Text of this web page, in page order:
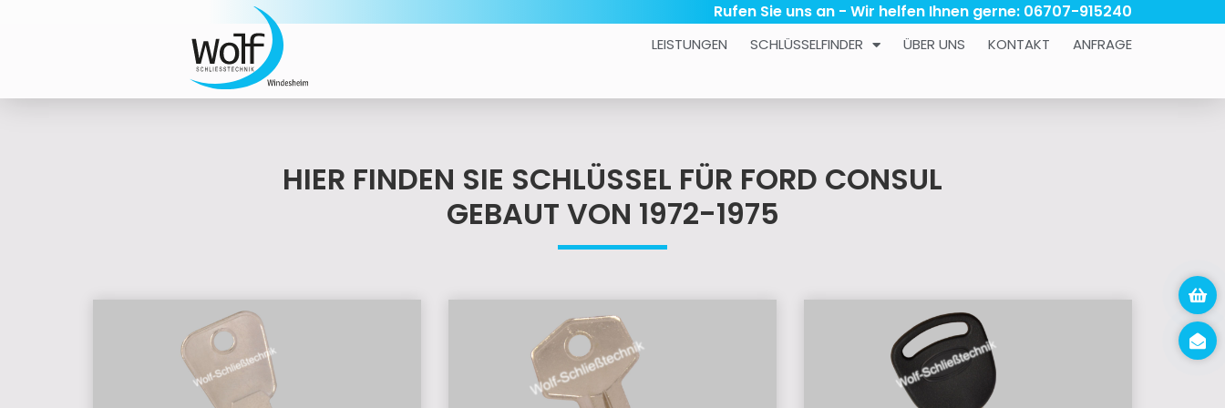
Rufen Sie uns an - Wir helfen Ihnen gerne: 06707-915240
LEISTUNGEN SCHLÜSSELFINDER ÜBER UNS KONTAKT ANFRAGE
HIER FINDEN SIE SCHLÜSSEL FÜR FORD CONSUL
GEBAUT VON 1972-1975